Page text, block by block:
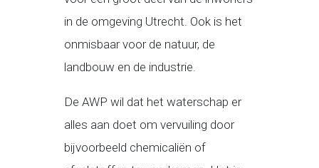
in de omgeving Utrecht. Ook is het
onmisbaar voor de natuur, de
landbouw en de industrie.
De AWP wil dat het waterschap er
alles aan doet om vervuiling door
bijvoorbeeld chemicaliën of